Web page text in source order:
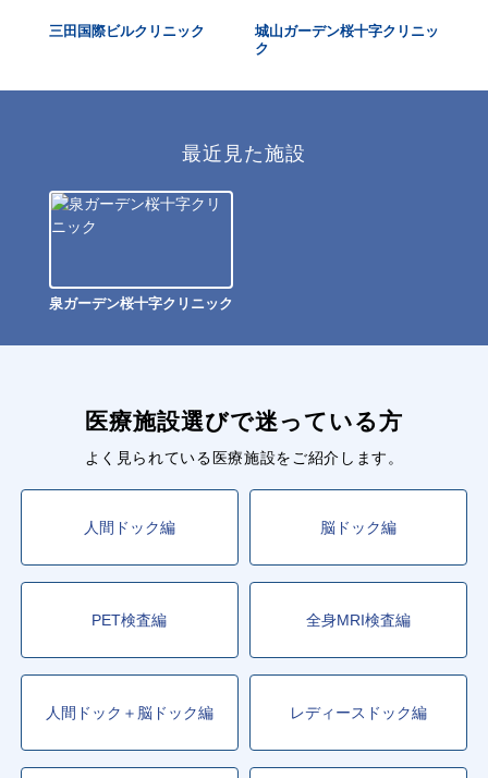
三田国際ビルクリニック
城山ガーデン桜十字クリニッ
ク
最近見た施設
泉ガーデン桜十字クリニック
医療施設選びで迷っている方
よく見られている医療施設をご紹介します。
人間ドック編 脳ドック編
PET検査編 全身MRI検査編
人間ドック＋脳ドック編 レディースドック編